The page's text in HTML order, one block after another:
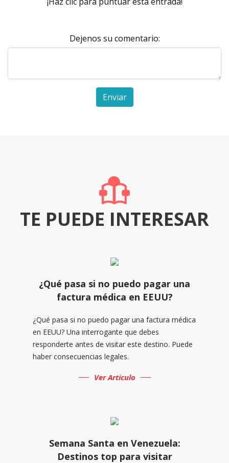
Dejenos su comentario:
Enviar
TE PUEDE INTERESAR
¿Qué pasa si no puedo pagar una
factura médica en EEUU?
¿Qué pasa si no puedo pagar una factura médica
en EEUU? Una interrogante que debes
responderte antes de visitar este destino. Puede
haber consecuencias legales.
Ver Articulo
Semana Santa en Venezuela:
Destinos top para visitar